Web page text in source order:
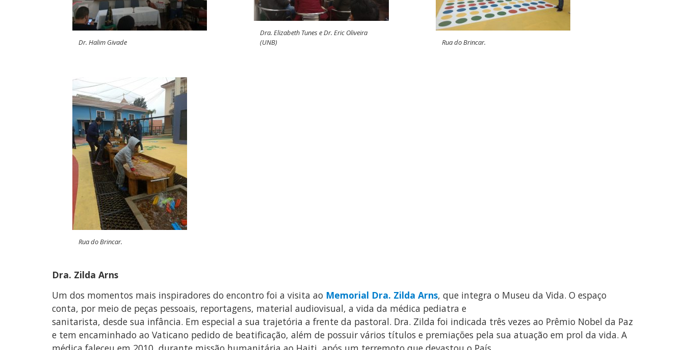
Dr. Halim Givade
Dra. Elizabeth Tunes e Dr. Eric Oliveira
(UNB)
Rua do Brincar.
Rua do Brincar.
Dra. Zilda Arns
Um dos momentos mais inspiradores do encontro foi a visita ao Memorial Dra. Zilda Arns, que integra o Museu da Vida. O espaço
conta, por meio de peças pessoais, reportagens, material audiovisual, a vida da médica pediatra e
sanitarista, desde sua infância. Em especial a sua trajetória a frente da pastoral. Dra. Zilda foi indicada três vezes ao Prêmio Nobel da Paz
e tem encaminhado ao Vaticano pedido de beatificação, além de possuir vários títulos e premiações pela sua atuação em prol da vida. A